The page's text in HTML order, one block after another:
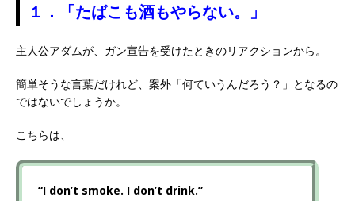
１．「たばこも酒もやらない。」
主人公アダムが、ガン宣告を受けたときのリアクションから。
簡単そうな言葉だけれど、案外「何ていうんだろう？」となるの
ではないでしょうか。
こちらは、
“I don’t smoke. I don’t drink.”